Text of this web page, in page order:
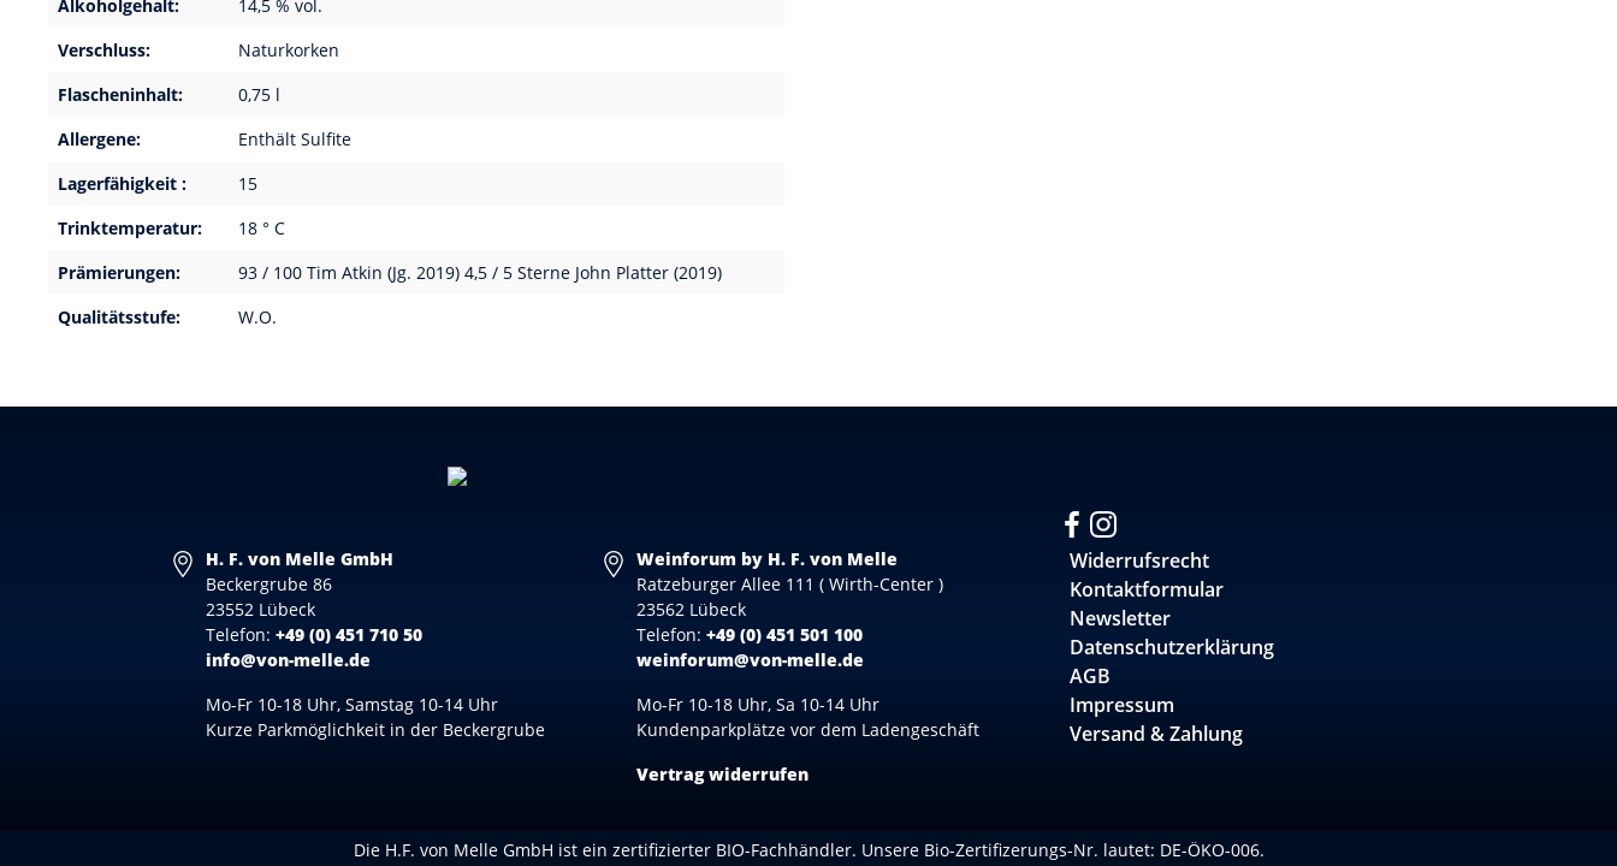
Alkoholgehalt:
14,5 % vol.
Verschluss:
Naturkorken
Flascheninhalt:
0,75 l
Allergene:
Enthält Sulfite
Lagerfähigkeit :
15
Trinktemperatur:
18 ° C
Prämierungen:
93 / 100 Tim Atkin (Jg. 2019) 4,5 / 5 Sterne John Platter (2019)
Qualitätsstufe:
W.O.
H. F. von Melle GmbH
Beckergrube 86
23552 Lübeck
Telefon:+49 (0) 451 710 50
info@von-melle.de
Mo-Fr 10-18 Uhr, Samstag 10-14 Uhr
Kurze Parkmöglichkeit in der Beckergrube
Weinforum by H. F. von Melle
Ratzeburger Allee 111 ( Wirth-Center )
23562 Lübeck
Telefon: +49 (0) 451 501 100
weinforum@von-melle.de
Mo-Fr 10-18 Uhr, Sa 10-14 Uhr
Kundenparkplätze vor dem Ladengeschäft
Vertrag widerrufen
Widerrufsrecht
Kontaktformular
Newsletter
Datenschutzerklärung
AGB
Impressum
Versand & Zahlung
Die H.F. von Melle GmbH ist ein zertifizierter BIO-Fachhändler. Unsere Bio-Zertifizerungs-Nr. lautet: DE-ÖKO-006.